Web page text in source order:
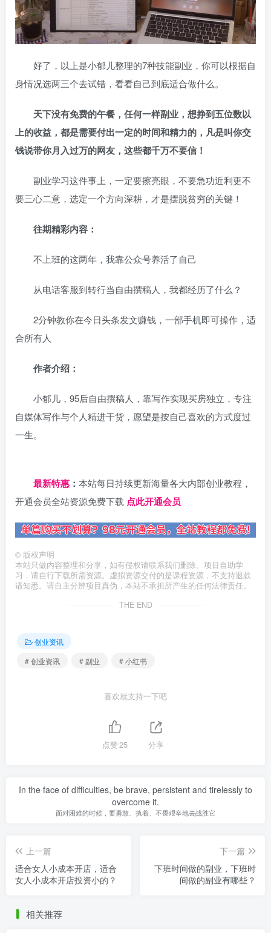
好了，以上是小郁儿整理的7种技能副业，你可以根据自
身情况选两三个去试错，看看自己到底适合做什么。
天下没有免费的午餐，任何一样副业，想挣到五位数以
上的收益，都是需要付出一定的时间和精力的，凡是叫你交
钱说带你月入过万的网友，这些都千万不要信！
副业学习这件事上，一定要擦亮眼，不要急功近利更不
要三心二意，选定一个方向深耕，才是摆脱贫穷的关键！
往期精彩内容：
不上班的这两年，我靠公众号养活了自己
从电话客服到转行当自由撰稿人，我都经历了什么？
2分钟教你在今日头条发文赚钱，一部手机即可操作，适
合所有人
作者介绍：
小郁儿，95后自由撰稿人，靠写作实现买房独立，专注
自媒体写作与个人精进干货，愿望是按自己喜欢的方式度过
一生。
最新特惠 ： 本站每日持续更新海量各大内部创业教程，
开通会员全站资源免费下载 点此开通会员
© 版权声明
本站只做内容整理和分享，如有侵权请联系我们删除。项目自助学
习，请自行下载所需资源。虚拟资源交付的是课程资源，不支持退款
请知悉。请自主分辨项目真伪，本站不承担所产生的任何法律责任。
THE END
创业资讯
# 创业资讯
# 副业 # 小红书
喜欢就支持一下吧
点赞25 分享
In the face of difficulties, be brave, persistent and tirelessly to
overcome it.
面对困难的时候，要勇敢、执着、不畏艰辛地去战胜它
上一篇
适合女人小成本开店，适合
女人小成本开店投资小的？
下一篇
下班时间做的副业，下班时
间做的副业有哪些？
相关推荐